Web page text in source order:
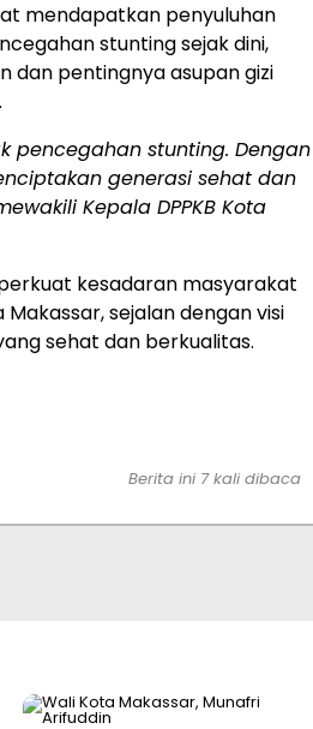
mendapatkan penyuluhan
stunting sejak dini,
dan pentingnya asupan gizi
pencegahan stunting. Dengan
generasi sehat dan
Kepala DPPKB Kota
kesadaran masyarakat
sejalan dengan visi
sehat dan berkualitas.
Berita ini 7 kali dibaca